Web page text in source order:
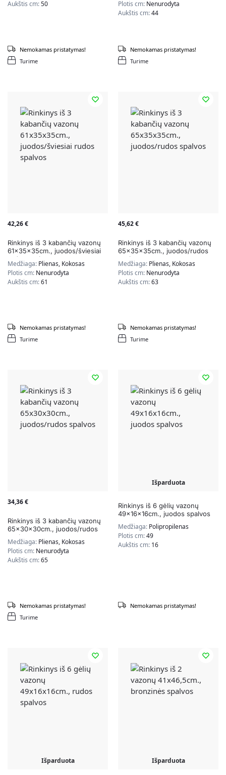
Aukštis cm:50
Turime
Nemokamas pristatymas!
Plotis cm: Nenurodyta
Aukštis cm:44
Turime
Nemokamas pristatymas!
42,26€
Rinkinys iš 3 kabančių vazonų
61x35x35cm., juodos/šviesiai
rudos spalvos
Medžiaga: Plienas, Kokosas
Plotis cm: Nenurodyta
Aukštis cm:61
Turime
Nemokamas pristatymas!
45,62€
Rinkinys iš 3 kabančių vazonų
65x35x35cm., juodos/rudos
spalvos
Medžiaga: Plienas, Kokosas
Plotis cm: Nenurodyta
Aukštis cm:63
Turime
Nemokamas pristatymas!
34,36€
Rinkinys iš 3 kabančių vazonų
65x30x30cm., juodos/rudos
spalvos
Medžiaga: Plienas, Kokosas
Plotis cm: Nenurodyta
Aukštis cm:65
Turime
Nemokamas pristatymas!
Išparduota
Rinkinys iš 6 gėlių vazonų
49x16x16cm., juodos spalvos
Medžiaga: Polipropilenas
Plotis cm:49
Aukštis cm: 16
Nemokamas pristatymas!
Išparduota Išparduota